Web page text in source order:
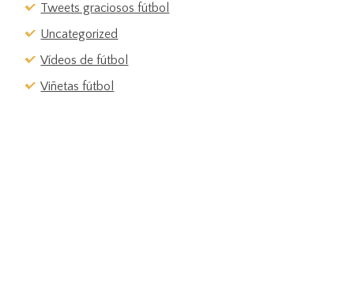
Tweets graciosos fútbol
Uncategorized
Vídeos de fútbol
Viñetas fútbol